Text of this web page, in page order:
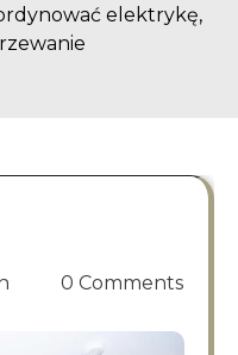
elektrykę,
0 Comments